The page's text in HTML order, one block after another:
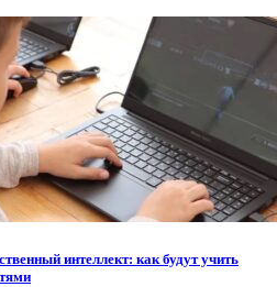
интеллект: как будут учить